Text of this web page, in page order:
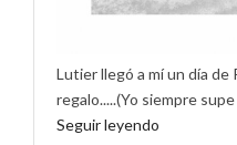
Lutier llegó a mí un día de
regalo.....(Yo siempre
Seguir leyendo